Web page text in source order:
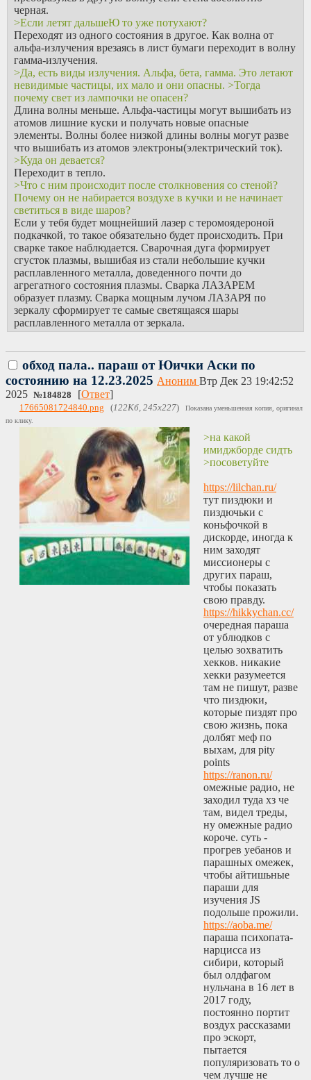
черная.
>Если летят дальшеЮ то уже потухают?
Переходят из одного состояния в другое. Как волна от
альфа-излучения врезаясь в лист бумаги переходит в волну
гамма-излучения.
>Да, есть виды излучения. Альфа, бета, гамма. Это летают
невидимые частицы, их мало и они опасны. >Тогда
почему свет из лампочки не опасен?
Длина волны меньше. Альфа-частицы могут вышибать из
атомов лишние куски и получать новые опасные
элементы. Волны более низкой длины волны могут разве
что вышибать из атомов электроны(электрический ток).
>Куда он девается?
Переходит в тепло.
>Что с ним происходит после столкновения со стеной?
Почему он не набирается воздухе в кучки и не начинает
светиться в виде шаров?
Если у тебя будет мощнейший лазер с теромоядероной
подкачкой, то такое обязательно будет происходить. При
сварке такое наблюдается. Сварочная дуга формирует
сгусток плазмы, вышибая из стали небольшие кучки
расплавленного металла, доведенного почти до
агрегатного состояния плазмы. Сварка ЛАЗАРЕМ
образует плазму. Сварка мощным лучом ЛАЗАРЯ по
зеркалу сформирует те самые светящаяся шары
расплавленного металла от зеркала.
обход пала.. параш от Юички Аски по
состоянию на 12.23.2025 Аноним Втр Дек 23 19:42:52
2025 №184828 [Ответ]
17665081724840.png (122Кб, 245x227)
Показана уменьшенная копия, оригинал
по клику.
>на какой
имиджборде сидть
>посоветуйте
https://lilchan.ru/
тут пиздюки и
пиздючьки с
коньфочкой в
дискорде, иногда к
ним заходят
миссионеры с
других параш,
чтобы показать
свою правду.
https://hikkychan.cc/
очередная параша
от ублюдков с
целью зохватить
хекков. никакие
хекки разумеется
там не пишут, разве
что пиздюки,
которые пиздят про
свою жизнь, пока
долбят меф по
выхам, для pity
points
https://ranon.ru/
омежные радио, не
заходил туда хз че
там, видел треды,
ну омежные радио
короче. суть -
прогрев уебанов и
парашных омежек,
чтобы айтишьные
параши для
изучения JS
подольше прожили.
https://aoba.me/
параша психопата-
нарцисса из
сибири, который
был олдфагом
нульчана в 16 лет в
2017 году,
постоянно портит
воздух рассказами
про эскорт,
пытается
популяризовать то о
чем лучше не